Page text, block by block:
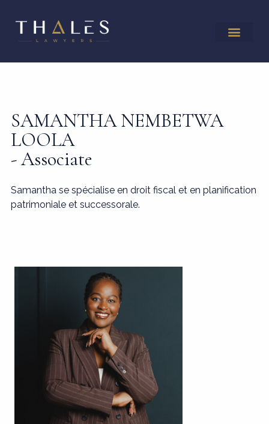
SAMANTHA NEMBETWA
LOOLA
- Associate
Samantha se spécialise en droit fiscal et en planification
patrimoniale et successorale.